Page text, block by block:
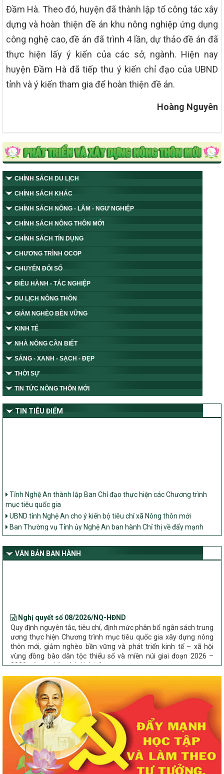
Đầm Hà. Theo đó, huyện đã thành lập tổ công tác xây
dựng và hoàn thiện đề án khu nông nghiệp ứng dụng
công nghệ cao, đề án đã trình 4 lần, dự thảo đề án đã
thực hiện lấy ý kiến của các sở, ngành. Hiện nay
huyện Đầm Hà đã tiếp thu ý kiến chỉ đạo của UBND
tỉnh và ý kiến tham gia để hoàn thiện đề án.
Hoàng Nguyên
CHÍNH SÁCH DU LỊCH
CHÍNH SÁCH KHÁC
CHÍNH SÁCH NÔNG - LÂM - NGƯ NGHIỆP
CHÍNH SÁCH NÔNG THÔN MỚI
CHÍNH SÁCH TÍN DỤNG
CHƯƠNG TRÌNH OCOP
CHUYỂN ĐỔI SỐ
ĐIỀU HÀNH - TÁC NGHIỆP
DU LỊCH NÔNG THÔN
GIẢM NGHÈO BỀN VỮNG
KINH TẾ
NHÀ NÔNG CẦN BIẾT
SÁNG - XANH - SẠCH - ĐẸP
THỜI SỰ
TIN TỨC NÔNG THÔN MỚI
TIN TIÊU ĐIỂM
Tỉnh Nghệ An thành lập Ban Chỉ đạo thực hiện các Chương trình
mục tiêu quốc gia
UBND tỉnh Nghệ An cho ý kiến bộ tiêu chí xã Nông thôn mới
Ban Thường vụ Tỉnh ủy Nghệ An ban hành Chỉ thị về đẩy mạnh
thực hiện Chương trình mục tiêu quốc gia xây dựng nông thôn mới,
dân tộc thiểu số và miền núi giai đoạn 2026 – 2030 trên địa bàn tỉnh
Nghệ An
VĂN BẢN BAN HÀNH
Quy định nguyên tắc, tiêu chí, định mức phân bổ ngân sách trung
ương thực hiện Chương trình mục tiêu quốc gia xây dựng nông
thôn mới, giảm nghèo bền vững và phát triển kinh tế – xã hội
vùng đồng bào dân tộc thiểu số và miền núi giai đoạn 2026 –
2030 trên địa bàn tỉnh Nghệ An
về đẩy mạnh thực hiện Chương trình mục tiêu quốc gia xây dựng
nông thôn mới, giảm nghèo bền vững và phát triển kinh tế – xã
hội vùng đồng bào dân tộc thiểu số và miền núi giai đoạn 2026 –
2030 trên địa bàn tỉnh Nghệ An
Quyết định số 2490/QĐ-UBND
Về việc thành lập Ban Chỉ đạo Chương trình mục tiều quốc gia xây
dựng nông thôn mới, giảm nghèo bền vững và phát triển kinh tế –
xã hội vùng đồng bào dân tộc thiểu số và miền núi giai đoạn 2026
-2030 tỉnh Nghệ An